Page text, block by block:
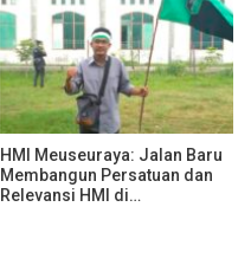
HMI Meuseuraya: Jalan Baru
Membangun Persatuan dan
Relevansi HMI di…